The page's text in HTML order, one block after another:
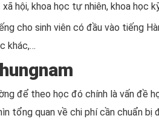
hội, khoa học tự nhiên, khoa học
cho sinh viên có đầu vào tiếng
khác,…
để theo học đó chính là vấn đề
tổng quan về chi phí cần chuẩn